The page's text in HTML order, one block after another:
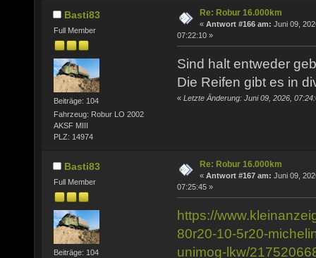
Basti83
Full Member
Beiträge: 104
Fahrzeug: Robur LO 2002
AKSF MIII
PLZ: 14974
Re: Robur 16.000km
« Antwort #166 am: Juni 09,
07:22:10 »
Sind halt entweder
Die Reifen gibt es in
« Letzte Änderung: Juni 09, 2026,
Basti83
Full Member
Beiträge: 104
Re: Robur 16.000km
« Antwort #167 am: Juni 09,
07:25:45 »
https://
80r20-10-5r20-
unimog-lkw/